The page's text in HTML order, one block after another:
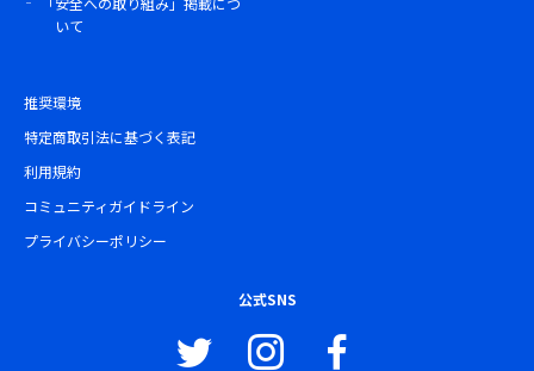
いて
推奨環境
特定商取引法に基づく表記
利用規約
コミュニティガイドライン
プライバシーポリシー
公式SNS